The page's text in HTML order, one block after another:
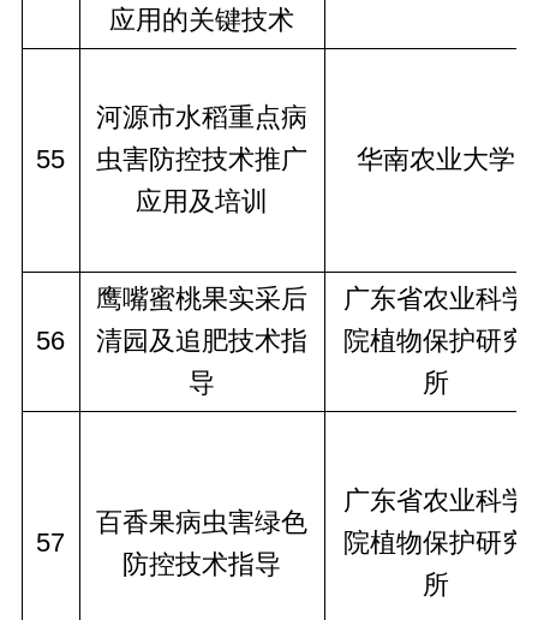
应用的关键技术
55
河源市水稻重点病
虫害防控技术推广
应用及培训
华南农业大学
56
鹰嘴蜜桃果实采后
清园及追肥技术指
导
广东省农业科学
院植物保护研究
所
57
百香果病虫害绿色
防控技术指导
广东省农业科学
院植物保护研究
所